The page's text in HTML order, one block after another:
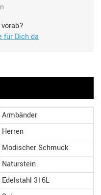
für Dich da
Armbänder
Herren
Modischer Schmuck
Naturstein
Edelstahl 316L